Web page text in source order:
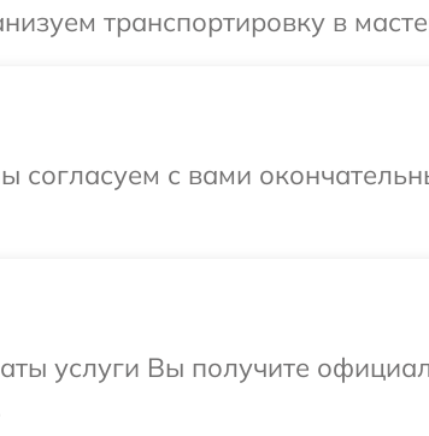
транспортировку в
согласуем с вами
услуги Вы получите